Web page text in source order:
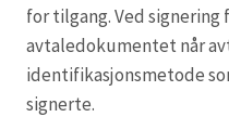
for tilgang. Ved signering
avtaledokumentet når
identifikasjonsmetode
signerte.